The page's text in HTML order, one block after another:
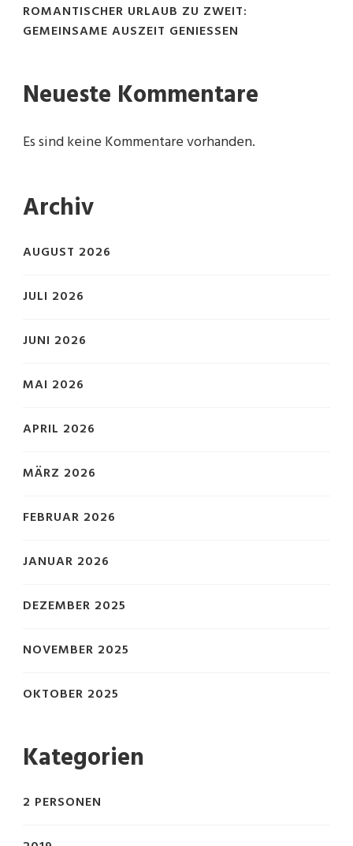
ROMANTISCHER URLAUB ZU ZWEIT:
GEMEINSAME AUSZEIT GENIESSEN
Neueste Kommentare
Es sind keine Kommentare vorhanden.
Archiv
AUGUST 2026
JULI 2026
JUNI 2026
MAI 2026
APRIL 2026
MÄRZ 2026
FEBRUAR 2026
JANUAR 2026
DEZEMBER 2025
NOVEMBER 2025
OKTOBER 2025
Kategorien
2 PERSONEN